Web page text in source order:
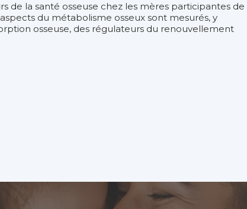
de la santé osseuse chez les mères participantes de
du métabolisme osseux sont mesurés, y
osseuse, des régulateurs du renouvellement